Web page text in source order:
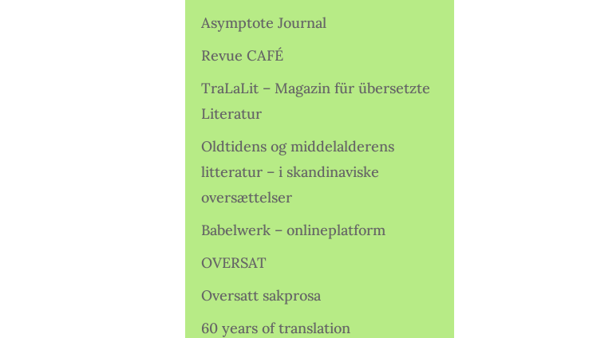
Asymptote Journal
Revue CAFÉ
TraLaLit – Magazin für übersetzte
Literatur
Oldtidens og middelalderens
litteratur – i skandinaviske
oversættelser
Babelwerk – onlineplatform
OVERSAT
Oversatt sakprosa
60 years of translation